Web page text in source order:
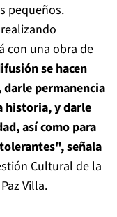
pequeños.
con una obra de
se hacen
permanencia
historia, y darle
así como para
señala
Cultural de la
Villa.